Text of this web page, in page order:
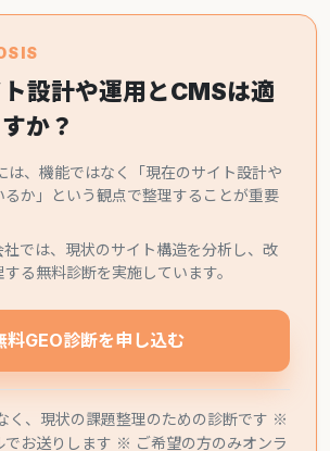
設計や運用とCMSは適
か？
は、機能ではなく「現在のサイト設計や
か」という観点で整理することが重要
社では、現状のサイト構造を分析し、改
る無料診断を実施しています。
料GEO診断を申し込む
く、現状の課題整理のための診断です ※
でお送りします ※ ご希望の方のみオンラ